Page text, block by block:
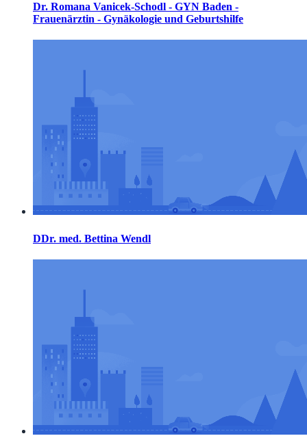
Dr. Romana Vanicek-Schodl - GYN Baden -
Frauenärztin - Gynäkologie und Geburtshilfe
DDr. med. Bettina Wendl